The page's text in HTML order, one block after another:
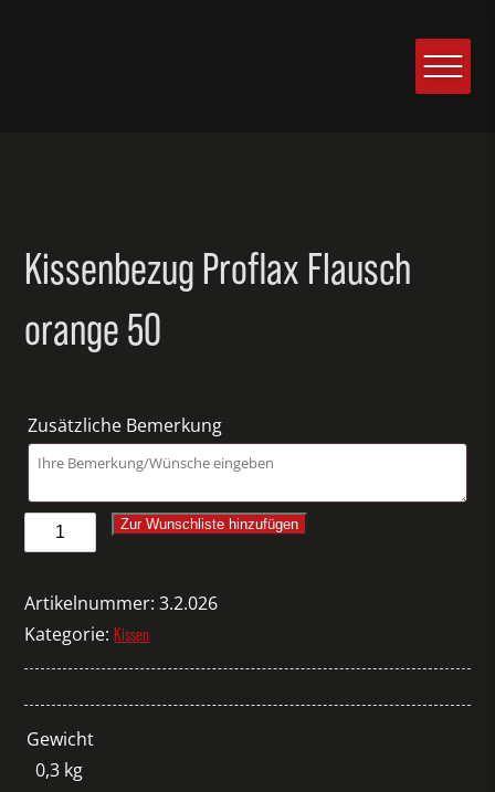
Kissenbezug Proflax Flausch
orange 50
Zusätzliche Bemerkung
Kissenbezug
Proflax
Zur Wunschliste hinzufügen
Artikelnummer:3.2.026
Kategorie:Kissen
Gewicht
0,3 kg